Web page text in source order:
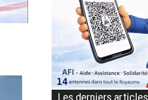
Les derniers articles